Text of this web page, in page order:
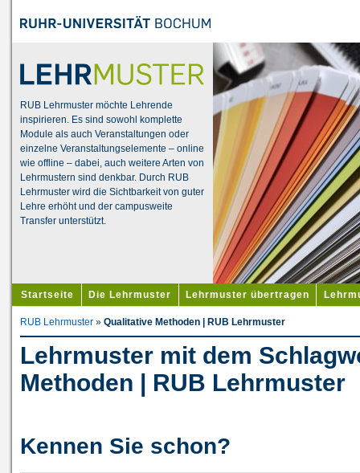
RUB Lehrmuster möchte Lehrende
inspirieren. Es sind sowohl komplette
Module als auch Veranstaltungen oder
einzelne Veranstaltungselemente – online
wie offline – dabei, auch weitere Arten von
Lehrmustern sind denkbar. Durch RUB
Lehrmuster wird die Sichtbarkeit von guter
Lehre erhöht und der campusweite
Transfer unterstützt.
Startseite Die Lehrmuster Lehrmuster übertragen
RUB Lehrmuster » Qualitative Methoden | RUB Lehrmuster
Lehrmuster mit dem
Methoden | RUB Lehrmuster
Kennen Sie schon?